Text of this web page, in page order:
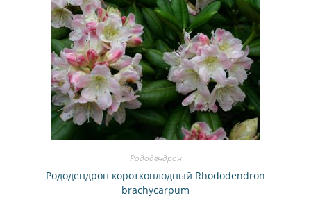
Рододендрон
Рододендрон короткоплодный Rhododendron
brachycarpum